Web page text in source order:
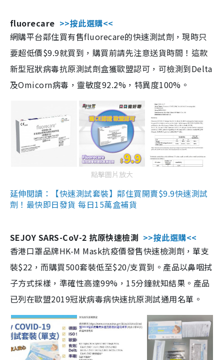
fluorecare >>按此選購<<
網購平台鄰住買有售fluorecare的快速測試劑，現時只
要超低價$9.9就買到，購買前請先注意送貨時間！這款
新型冠狀病毒抗原測試劑盒獲歐盟認可，可檢測到Delta
及Omicorn病毒，靈敏度92.2%，特異度100%。
點擊圖片放大
延伸閱讀：【快速測試套裝】鄰住買開賣$9.9快速測試
劑！最快即日發貨 每日15萬盒補貨
SEJOY SARS-CoV-2 抗原快速檢測 >>按此選購<<
香港口罩品牌HK-M Mask抗疫價發售快速檢測劑，單支
裝$22，而購買500套裝低至$20/支買到。產品以鼻咽拭
子方式採樣，準確性高達99%，15分鐘就知結果。產品
已列在歐盟2019冠狀病毒病快速抗原測試通用名單。